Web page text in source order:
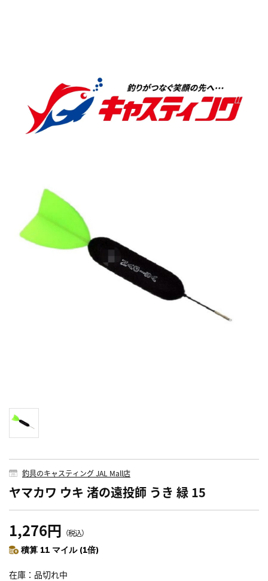
釣具のキャスティング JAL Mall店
ヤマカワ ウキ 渚の遠投師 うき 緑 15
1,276円 （税込）
積算 11 マイル (1倍)
在庫 品切れ中